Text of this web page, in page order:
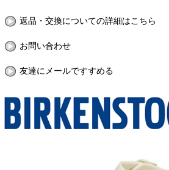
返品・交換についての詳細はこちら
お問い合わせ
友達にメールですすめる